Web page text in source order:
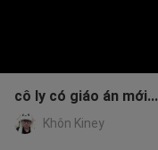
cô ly có giáo án mới...
Khôn Kiney